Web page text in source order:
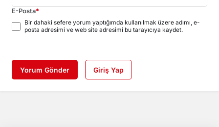
E-Posta*
Bir dahaki sefere yorum yaptığımda kullanılmak üzere adımı, e-
posta adresimi ve web site adresimi bu tarayıcıya kaydet.
Yorum Gönder Giriş Yap